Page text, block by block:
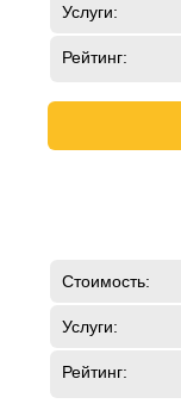
Услуги:
Рейтинг:
Стоимость:
Услуги:
Рейтинг: